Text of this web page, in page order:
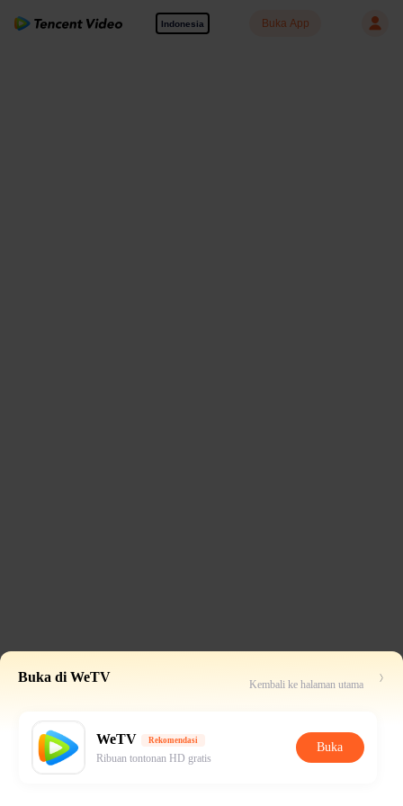
Indonesia Buka App
Buka di WeTV Kembali ke halaman utama
WeTV Rekomendasi
Ribuan tontonan HD gratis
Buka